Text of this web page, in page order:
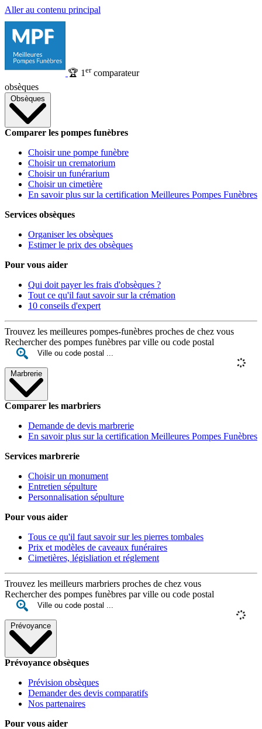
Aller au contenu principal
🏆 1 ercomparateur
obsèques
Obsèques
Comparer les pompes funèbres
Choisir une pompe funèbre
Choisir un crematorium
Choisir un funérarium
Choisir un cimetière
En savoir plus sur la certification Meilleures Pompes Funèbres
Services obsèques
Organiser les obsèques
Estimer le prix des obsèques
Pour vous aider
Qui doit payer les frais d'obsèques ?
Tout ce qu'il faut savoir sur la crémation
10 conseils d'expert
Trouvez les meilleures pompes-funèbres proches de chez vous
Rechercher des pompes funèbres par ville ou code postal
Marbrerie
Comparer les marbriers
Demande de devis marbrerie
En savoir plus sur la certification Meilleures Pompes Funèbres
Services marbrerie
Choisir un monument
Entretien sépulture
Personnalisation sépulture
Pour vous aider
Tous ce qu'il faut savoir sur les pierres tombales
Prix et modèles de caveaux funéraires
Cimetières, législiation et réglement
Trouvez les meilleurs marbriers proches de chez vous
Rechercher des pompes funèbres par ville ou code postal
Prévoyance
Prévoyance obsèques
Prévision obsèques
Demander des devis comparatifs
Nos partenaires
Pour vous aider